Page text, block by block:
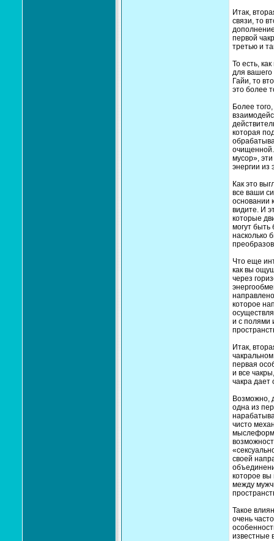
Итак,
связи, то
первой
третью и
То есть,
для
Гайи, то
это более
Более
которая
очищенной.
мусор»,
энергии из
Как это
все ваши
основании
видите. И
которые
могут быть
насколько
Что еще
как вы
через
которое
и с полями
Итак,
первая
и все
чакра дает
Возможно,
одна из
чисто
своей
которое
между
Такое
очень
известные